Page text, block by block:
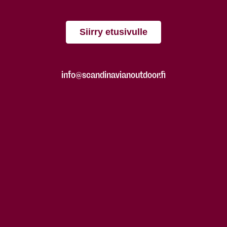
Siirry etusivulle
info@scandinavianoutdoor.fi